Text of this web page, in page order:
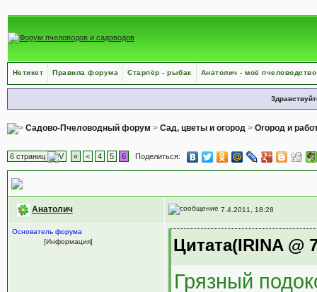
Нетикет Правила форума Старпёр - рыбак Анатолич - моё пчеловодство
Садово-Пчеловодный форум > Сад, цветы и огород> Огород и
6 страниц « < 4 5 6 Поделиться:
Анатолич 7.4.2011, 18:28
Основатель форума
[Информация]
Цитата(IRINA @
Грязный